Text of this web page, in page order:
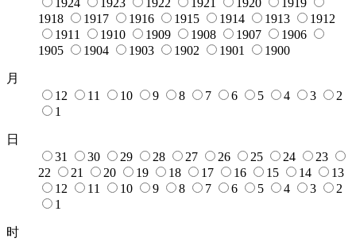
1924
1923 1922 1921 1920
1919
1918
1917 1916 1915 1914 1913
1912
1911
1910 1909 1908 1907
1906
1905
1904 1903 1902 1901 1900
月
12
11 10 9 8 7 6 5 4 3
2
1
日
31
30 29 28 27 26 25 24
23
22
21 20 19 18 17 16 15 14
13
12
11 10 9 8 7 6 5 4 3
2
1
时